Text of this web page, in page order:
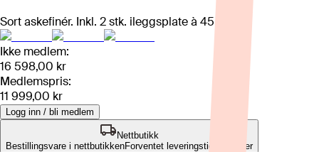
Sort askefinér. Inkl. 2 stk. ileggsplate à 45 cm.
Ikke medlem:
16 598,00 kr
Medlemspris:
11 999,00 kr
Logg inn / bli medlem
Nettbutikk
Bestillingsvare i nettbutikkenForventet leveringstid: 1-2 uker